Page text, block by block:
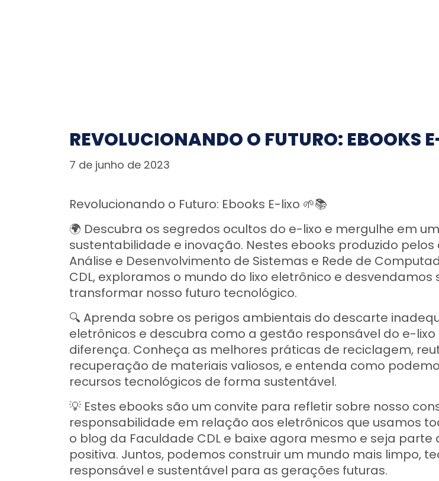
REVOLUCIONANDO O FUTURO: EBOOKS
7 de junho de 2023
Revolucionando o Futuro: Ebooks E-lixo 🌱📚
🌍 Descubra os segredos ocultos do e-lixo e mergulhe em
sustentabilidade e inovação. Nestes ebooks produzido pelos
Análise e Desenvolvimento de Sistemas e Rede de
CDL, exploramos o mundo do lixo eletrônico e desvendamos
transformar nosso futuro tecnológico.
🔍 Aprenda sobre os perigos ambientais do descarte
eletrônicos e descubra como a gestão responsável do e-lixo
diferença. Conheça as melhores práticas de reciclagem,
recuperação de materiais valiosos, e entenda como
recursos tecnológicos de forma sustentável.
💡 Estes ebooks são um convite para refletir sobre nosso
responsabilidade em relação aos eletrônicos que usamos
o blog da Faculdade CDL e baixe agora mesmo e seja
positiva. Juntos, podemos construir um mundo mais limpo,
responsável e sustentável para as gerações futuras.